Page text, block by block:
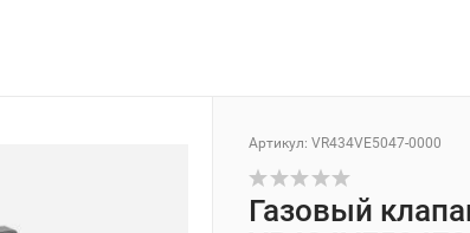
Артикул: VR434VE5047-0000
Газовый